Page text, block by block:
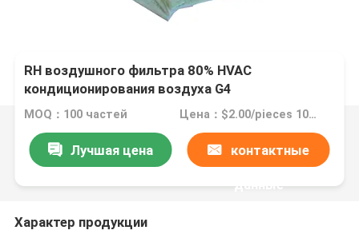
RH воздушного фильтра 80% HVAC
кондиционирования воздуха G4
синтетического волокна
MOQ：100 частей Цена：$2.00/pieces 100-499 pieces
Лучшая цена контактные
данные
Характер продукции